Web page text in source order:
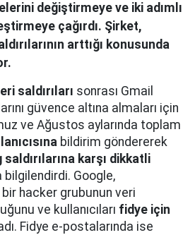
değiştirmeye ve iki adımlı
çağırdı. Şirket,
arttığı konusunda
saldırıları sonrası Gmail
güvence altına almaları için
ve Ağustos aylarında toplam
bildirim göndererek
saldırılarına karşı dikkatli
bilgilendirdi. Google,
hacker grubunun veri
ve kullanıcıları fidye için
Fidye e-postalarında ise